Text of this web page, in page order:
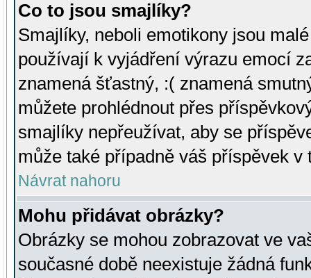
Co to jsou smajlíky?
Smajlíky, neboli emotikony jsou
používají k vyjádření výrazu emocí
znamená šťastný, :( znamená
můžete prohlédnout přes
smajlíky nepřeužívat, aby se
může také případně váš příspěvek v
Návrat nahoru
Mohu přidávat obrázky?
Obrázky se mohou zobrazovat ve
současné době neexistuje žádná